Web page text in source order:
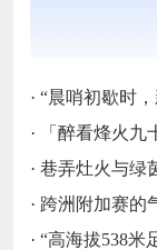
· “晨哨初歇时
·
「醉看烽火九
· 巷弄灶火与绿
· 跨洲附加赛的气
· “高海拔538米足球空气动